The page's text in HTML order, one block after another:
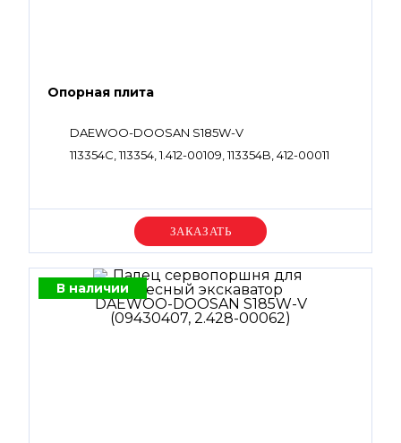
Опорная плита
DAEWOO-DOOSAN S185W-V
113354C, 113354, 1.412-00109, 113354B, 412-00011
Уточняйте цену
В наличии